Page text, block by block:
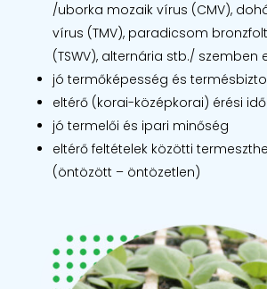
/uborka mozaik vírus (CMV),
vírus (TMV), paradicsom
(TSWV), alternária stb./ szemben
jó termőképesség és
eltérő (korai-középkorai) érési idő
jó termelői és ipari minőség
eltérő feltételek közötti
(öntözött – öntözetlen)